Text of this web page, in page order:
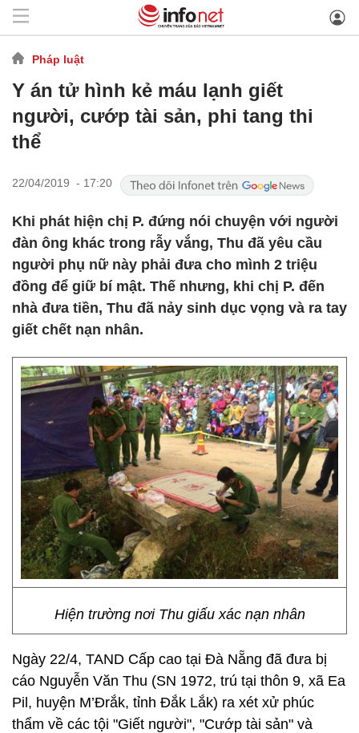
Pháp luật
Y án tử hình kẻ máu lạnh giết
người, cướp tài sản, phi tang thi
thể
22/04/2019 - 17:20
Khi phát hiện chị P. đứng nói chuyện với người
đàn ông khác trong rẫy vắng, Thu đã yêu cầu
người phụ nữ này phải đưa cho mình 2 triệu
đồng để giữ bí mật. Thế nhưng, khi chị P. đến
nhà đưa tiền, Thu đã nảy sinh dục vọng và ra tay
giết chết nạn nhân.
Hiện trường nơi Thu giấu xác nạn nhân
Ngày 22/4, TAND Cấp cao tại Đà Nẵng đã đưa bị
cáo Nguyễn Văn Thu (SN 1972, trú tại thôn 9, xã Ea
Pil, huyện M’Đrắk, tỉnh Đắk Lắk) ra xét xử phúc
thẩm về các tội "Giết người", "Cướp tài sản" và